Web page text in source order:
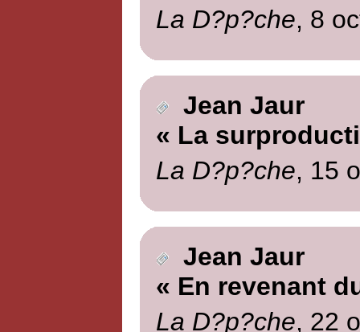
La D?p?che, 8
Jean Jaur
« La
La D?p?che, 15
Jean Jaur
« En revenant
La D?p?che, 22